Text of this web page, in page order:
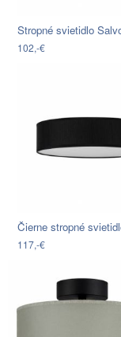
Stropné svietidlo
102,-€
117,-€